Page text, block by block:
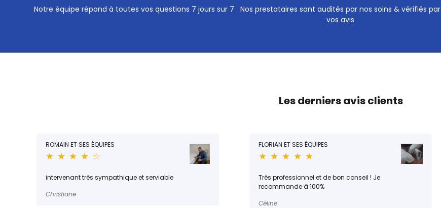
Notre équipe répond à toutes vos questions 7 jours sur 7
Nos prestataires sont audités par nos soins & vérifiés par
vos avis
Les derniers avis clients
ROMAIN ET SES ÉQUIPES
★ ★ ★ ★ ☆
intervenant très sympathique et serviable
Christiane
FLORIAN ET SES ÉQUIPES
★ ★ ★ ★ ★
Très professionnel et de bon conseil ! Je
recommande à 100%
Céline